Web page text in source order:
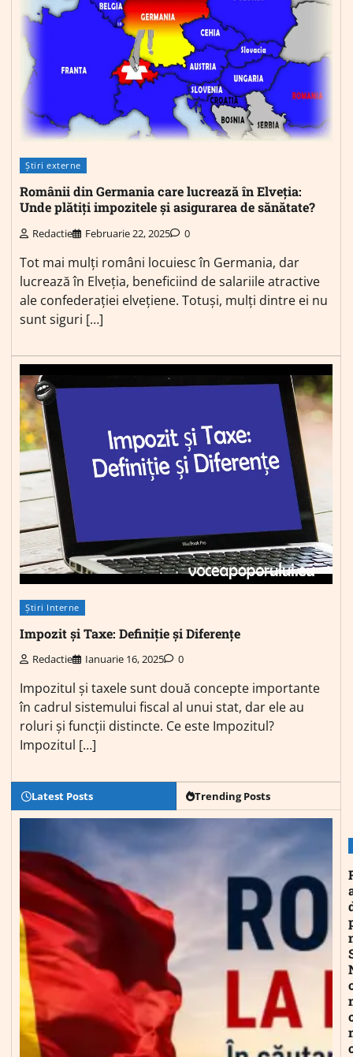
Știri externe
Românii din Germania care lucrează în Elveția:
Unde plătiți impozitele și asigurarea de sănătate?
Redactie Februarie 22, 2025 0
Tot mai mulți români locuiesc în Germania, dar
lucrează în Elveția, beneficiind de salariile atractive
ale confederației elvețiene. Totuși, mulți dintre ei nu
sunt siguri […]
Știri Interne
Impozit și Taxe: Definiție și Diferențe
Redactie Ianuarie 16, 2025 0
Impozitul și taxele sunt două concepte importante
în cadrul sistemului fiscal al unui stat, dar ele au
roluri și funcții distincte. Ce este Impozitul?
Impozitul […]
Latest Posts Trending Posts